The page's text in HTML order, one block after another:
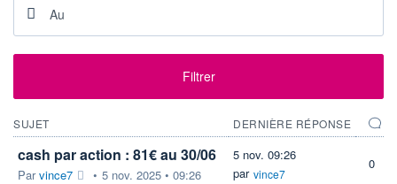
ÉLIGIBILITÉ
PEA
-
+ PORTEFEUILLE
Filtrer
SUJET DERNIÈRE RÉPONSE
cash par action : 81€ au 30/06
Parvince7 • 5 nov. 2025 • 09:26
5 nov. 09:26
par vince7
0